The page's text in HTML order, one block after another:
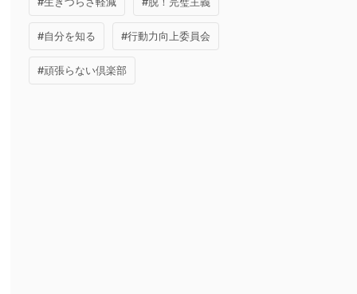
#自分を知る #行動力向上委員会
#頑張らない倶楽部